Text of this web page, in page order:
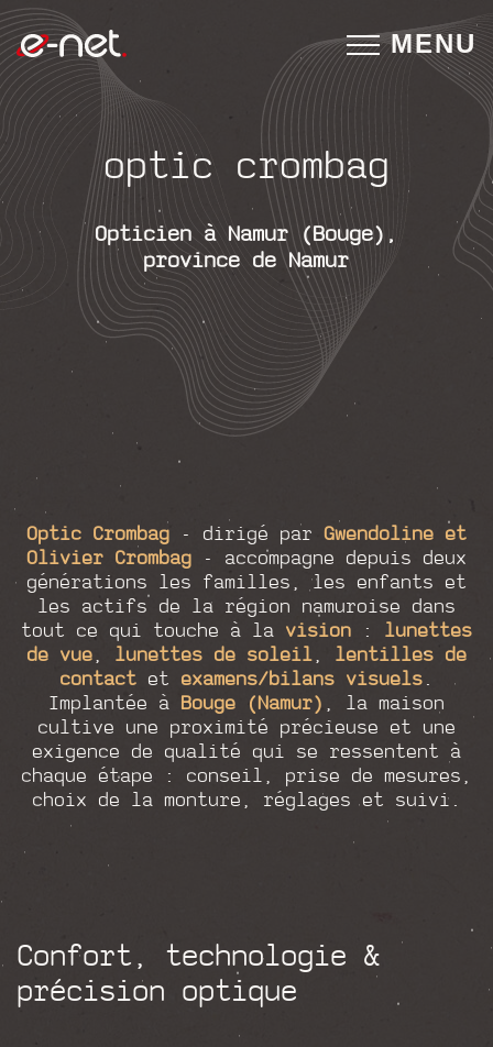
MENU
optic crombag
Opticien à Namur (Bouge),
province de Namur
Optic Crombag - dirigé par Gwendoline et
Olivier Crombag - accompagne depuis deux
générations les familles, les enfants et
les actifs de la région namuroise dans
tout ce qui touche à la vision : lunettes
de vue, lunettes de soleil, lentilles de
contact et examens/bilans visuels.
Implantée à Bouge (Namur) , la maison
cultive une proximité précieuse et une
exigence de qualité qui se ressentent à
chaque étape : conseil, prise de mesures,
choix de la monture, réglages et suivi.
Confort, technologie &
précision optique